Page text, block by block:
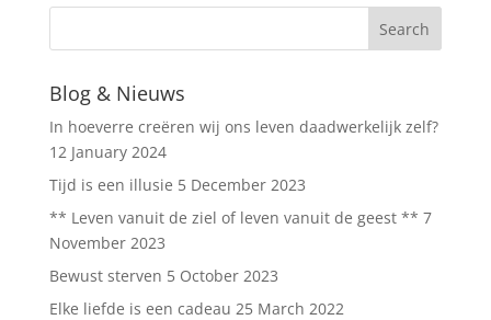
Blog & Nieuws
In hoeverre creëren wij ons leven daadwerkelijk zelf?
12 January 2024
Tijd is een illusie 5 December 2023
** Leven vanuit de ziel of leven vanuit de geest ** 7
November 2023
Bewust sterven 5 October 2023
Elke liefde is een cadeau 25 March 2022